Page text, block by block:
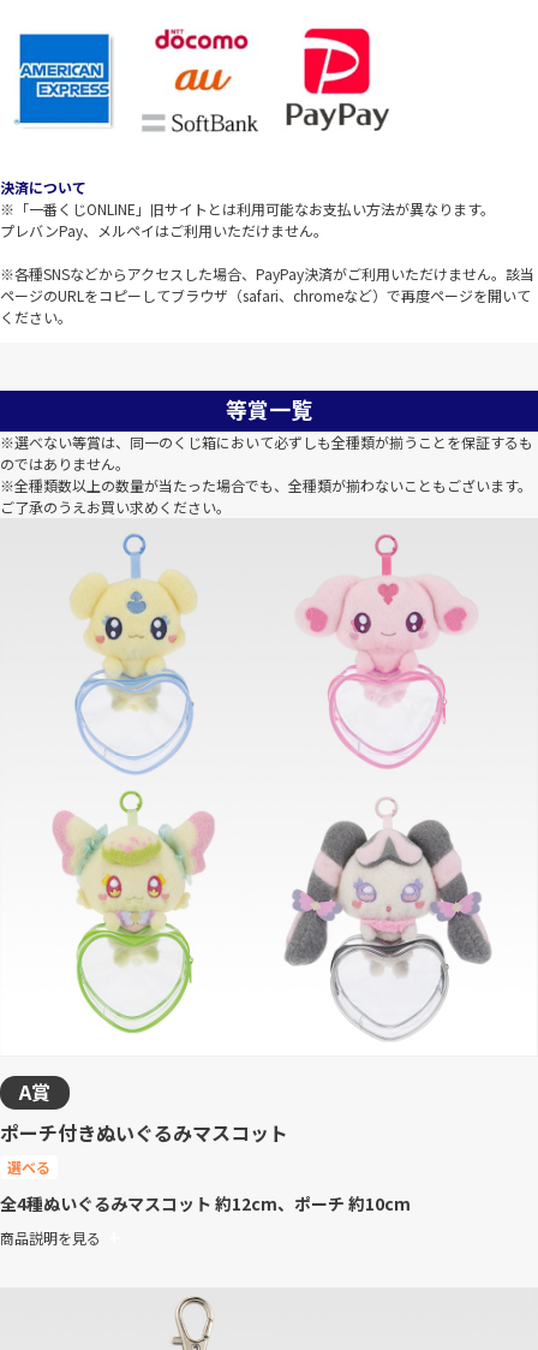
決済について
※「一番くじONLINE」旧サイトとは利用可能なお支払い方法が異なります。
プレバンPay、メルペイはご利用いただけません。
※各種SNSなどからアクセスした場合、PayPay決済がご利用いただけません。該当
ページのURLをコピーしてブラウザ（safari、chromeなど）で再度ページを開いて
ください。
等賞一覧
※選べない等賞は、同一のくじ箱において必ずしも全種類が揃うことを保証するも
のではありません。
※全種類数以上の数量が当たった場合でも、全種類が揃わないこともございます。
ご了承のうえお買い求めください。
A賞
ポーチ付きぬいぐるみマスコット
選べる
全4種ぬいぐるみマスコット 約12cm、ポーチ 約10cm
商品説明を見る